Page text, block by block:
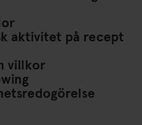
aktivitet på recept
villkor